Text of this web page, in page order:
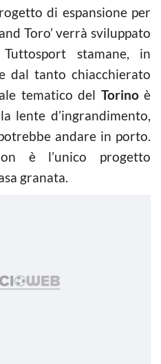
di espansione per
Toro’ verrà sviluppato
stamane, in
dal tanto chiacchierato
tematico del Torinoè
lente d’ingrandimento,
andare in porto.
è l’unico progetto
granata.